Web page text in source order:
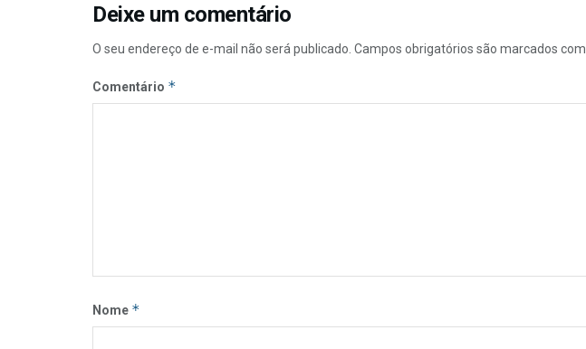
Deixe um comentário
O seu endereço de e-mail não será publicado. Campos obrigatórios são marcados com
Comentário *
Nome *